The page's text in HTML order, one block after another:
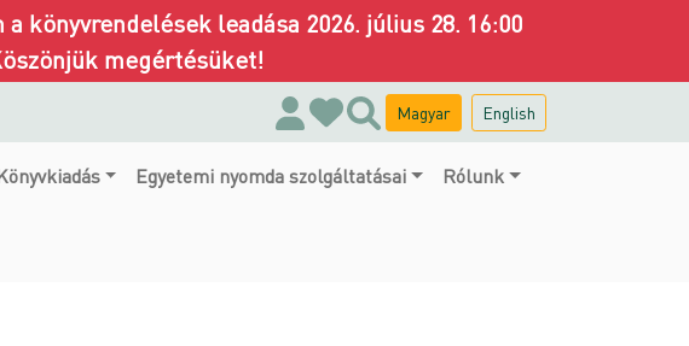
könyvrendelések leadása 2026. július 28. 16:00
megértésüket!
Magyar English
Egyetemi nyomda szolgáltatásai Rólunk